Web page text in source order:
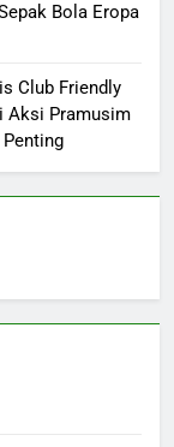
Bola Eropa
Club Friendly
Aksi Pramusim